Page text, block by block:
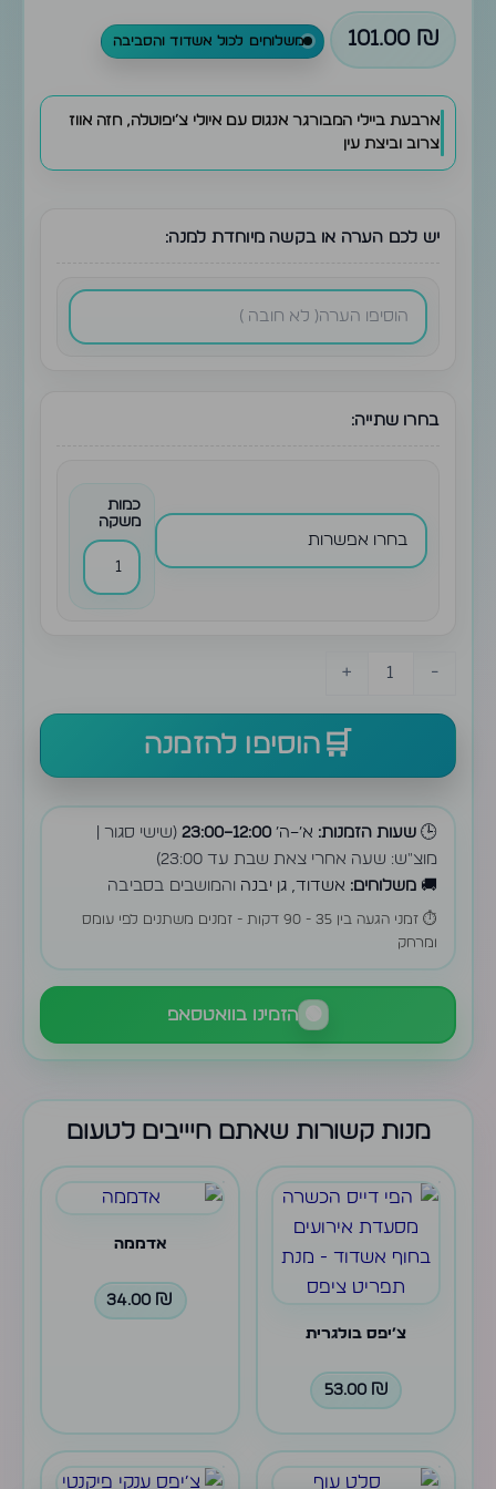
101.00 ₪ משלוחים לכול אשדוד והסביבה
ארבעת ביילי המבורגר אנגוס עם איולי צ׳יפוטלה, חזה אווז
צרוב וביצת עין
יש לכם הערה או בקשה מיוחדת למנה:
בחרו שתייה:
כמות
משקה
-
ביולי
🇺🇸
+
הוסיפו להזמנה
🕒שעות הזמנות: א׳–ה׳12:00–23:00
(שישי סגור |
מוצ״ש: שעה אחרי צאת שבת עד 23:00)
🚚משלוחים: אשדוד, גן יבנהוהמושבים בסביבה
⏱️ זמני הגעה בין 35 - 90 דקות - זמנים משתנים לפי עומס
ומרחק
🟢 הזמינו בוואטסאפ
מנות קשורות שאתם חיייבים לטעום
צ׳יפס בולגרית
53.00 ₪
אדממה
34.00 ₪